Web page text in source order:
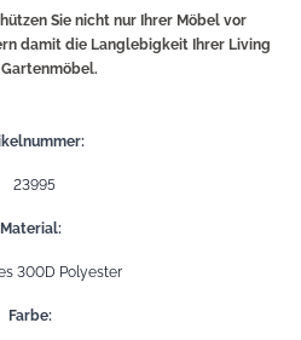
Sie nicht nur Ihrer Möbel vor
damit die Langlebigkeit Ihrer Living
23995
Material
300D Polyester
Farbe